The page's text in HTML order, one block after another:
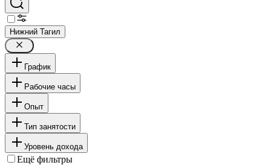
Нижний Тагил
График
Рабочие часы
Опыт
Тип занятости
Уровень дохода
Ещё фильтры